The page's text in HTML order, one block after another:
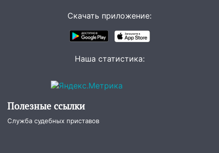
более 4,6 миллиона рублей: перед
автоподставщиков
В Инзе произошел крупный пожар
мужчины, которого необоснованно
обвиняли в жестоком обращении с
животными
12:28 Миллион на «льготниках»: в
Скачать приложение:
Наша статистика:
Полезные ссылки
Служба судебных приставов